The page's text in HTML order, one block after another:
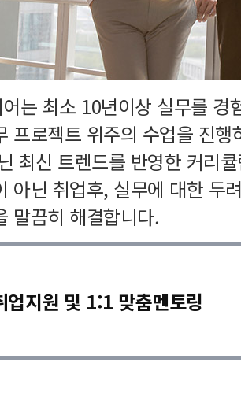
는 최소 10년이상 실무를 경
프로젝트 위주의 수업을 진
최신 트렌드를 반영한 커리
아닌 취업후, 실무에 대한 두
말끔히 해결합니다.
지원 및 1:1 맞춤멘토링